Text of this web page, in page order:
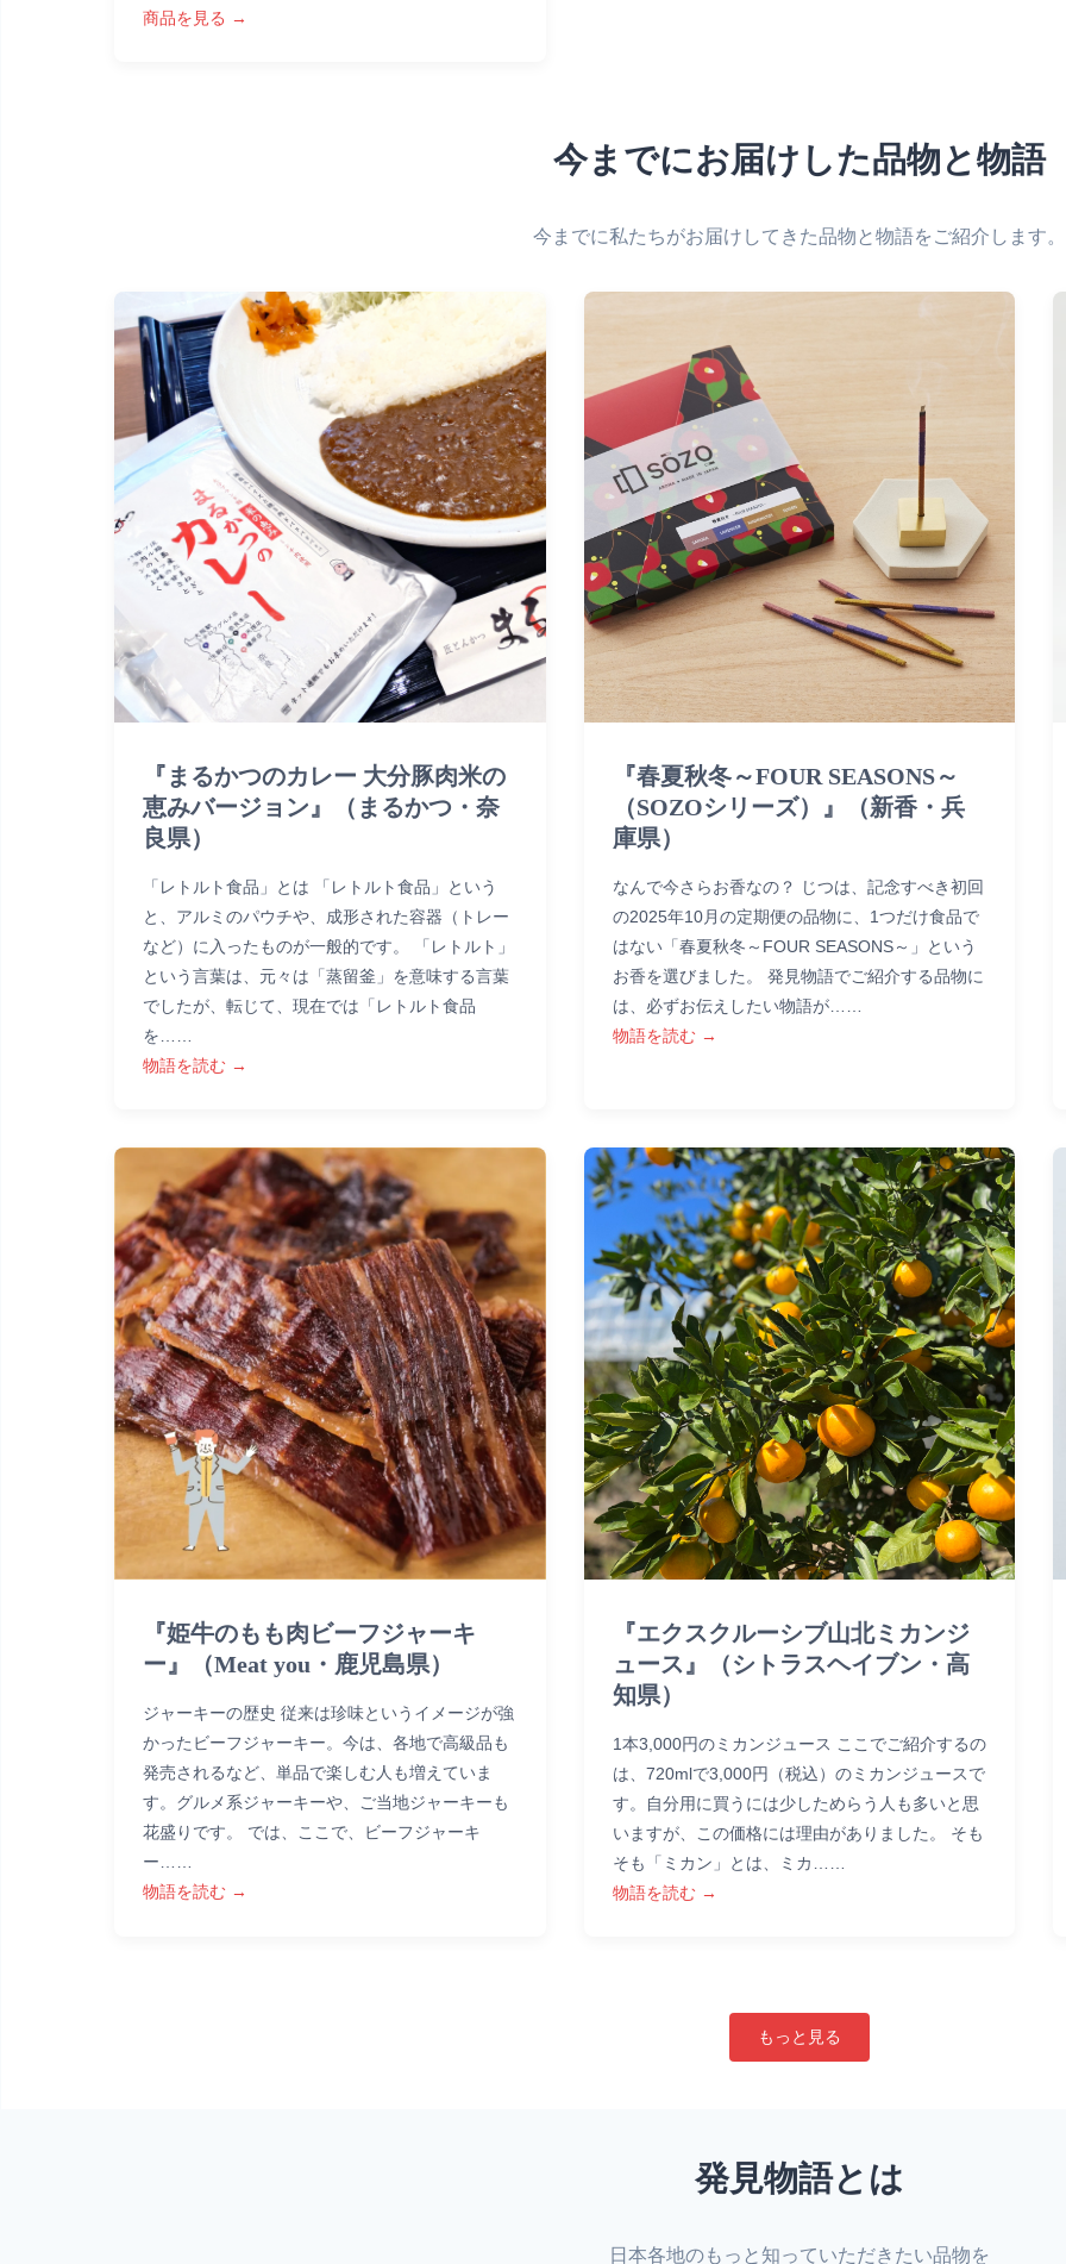
商品を見る →
今までにお届けした品物と物語
今までに私たちがお届けしてきた品物と物語をご紹介します。
『まるかつのカレー 大分豚肉米の
恵みバージョン』（まるかつ・奈
良県）
「レトルト食品」とは 「レトルト食品」という
と、アルミのパウチや、成形された容器（トレー
など）に入ったものが一般的です。 「レトルト」
という言葉は、元々は「蒸留釜」を意味する言葉
でしたが、転じて、現在では「レトルト食品
を……
物語を読む →
『春夏秋冬～FOUR SEASONS～
（SOZOシリーズ）』（新香・兵
庫県）
なんで今さらお香なの？ じつは、記念すべき初回
の2025年10月の定期便の品物に、1つだけ食品で
はない「春夏秋冬～FOUR SEASONS～」という
お香を選びました。 発見物語でご紹介する品物に
は、必ずお伝えしたい物語が……
物語を読む →
『姫牛のもも肉ビーフジャーキ
ー』（Meat you・鹿児島県）
ジャーキーの歴史 従来は珍味というイメージが強
かったビーフジャーキー。今は、各地で高級品も
発売されるなど、単品で楽しむ人も増えていま
す。グルメ系ジャーキーや、ご当地ジャーキーも
花盛りです。 では、ここで、ビーフジャーキ
ー……
物語を読む →
『エクスクルーシブ山北ミカンジ
ュース』（シトラスヘイブン・高
知県）
1本3,000円のミカンジュース ここでご紹介するの
は、720mlで3,000円（税込）のミカンジュースで
す。自分用に買うには少しためらう人も多いと思
いますが、この価格には理由がありました。 そも
そも「ミカン」とは、ミカ……
物語を読む →
もっと見る
発見物語とは
日本各地のもっと知っていただきたい品物を